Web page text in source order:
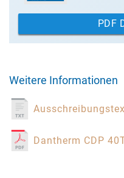
PDF
Weitere Informationen
Dantherm CDP